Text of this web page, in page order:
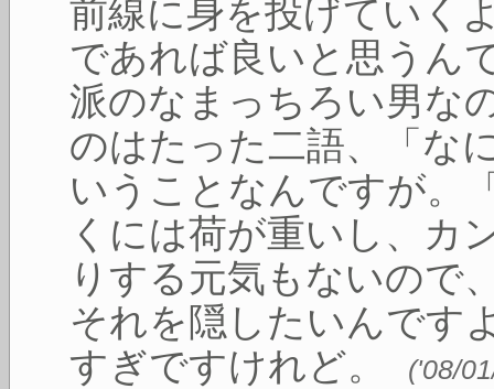
前線に身を投げていく
であれば良いと思うん
派のなまっちろい男な
のはたった二語、「な
いうことなんですが。
くには荷が重いし、カ
りする元気もないので
それを隠したいんです
すぎですけれど。
('08/